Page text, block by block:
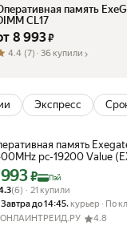
память
CL17
8 993 ₽
4.4 (7) · 36 купили
Экспресс
память
pc-19200 Value
с картой Яндекс Пэй
₽ Пэй
товара: 4.3 из 5
(6) · 21 купили
(6) · 21 купили
Завтра до 14:45, курьер
По
ОНЛАЙНТРЕЙД.РУ
4.8